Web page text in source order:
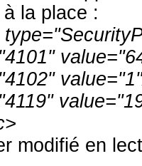
la place :
modifié en